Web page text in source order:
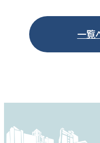
一覧